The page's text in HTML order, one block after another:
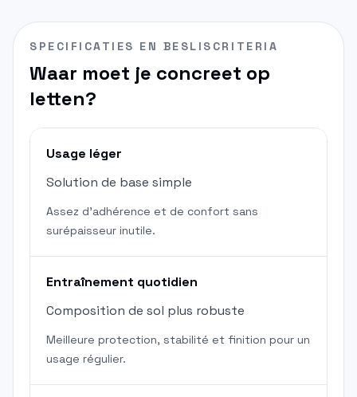
SPECIFICATIES EN BESLISCRITERIA
Waar moet je concreet op
letten?
Usage léger
Solution de base simple
Assez d'adhérence et de confort sans
surépaisseur inutile.
Entraînement quotidien
Composition de sol plus robuste
Meilleure protection, stabilité et finition pour un
usage régulier.